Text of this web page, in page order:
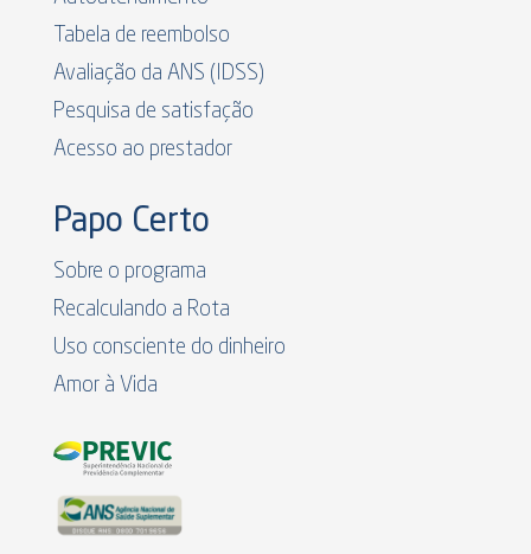
Tabela de reembolso
Avaliação da ANS (IDSS)
Pesquisa de satisfação
Acesso ao prestador
Papo Certo
Sobre o programa
Recalculando a Rota
Uso consciente do dinheiro
Amor à Vida